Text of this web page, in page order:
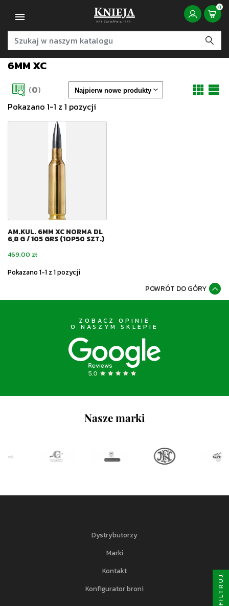
0
6MM XC
(0)
Pokazano 1-1 z 1 pozycji
AM.KUL. 6MM XC NORMA DL
6,8 G / 105 GRS (1OP50 SZT.)
Cena
469,00 zł
Pokazano 1-1 z 1 pozycji
POWRÓT DO GÓRY
ZOBACZ OPINIE
O NASZYM SKLEPIE
Nasze marki
Dystrybutorzy
Marki
Kontakt
Konfigurator broni
FILTRUJ